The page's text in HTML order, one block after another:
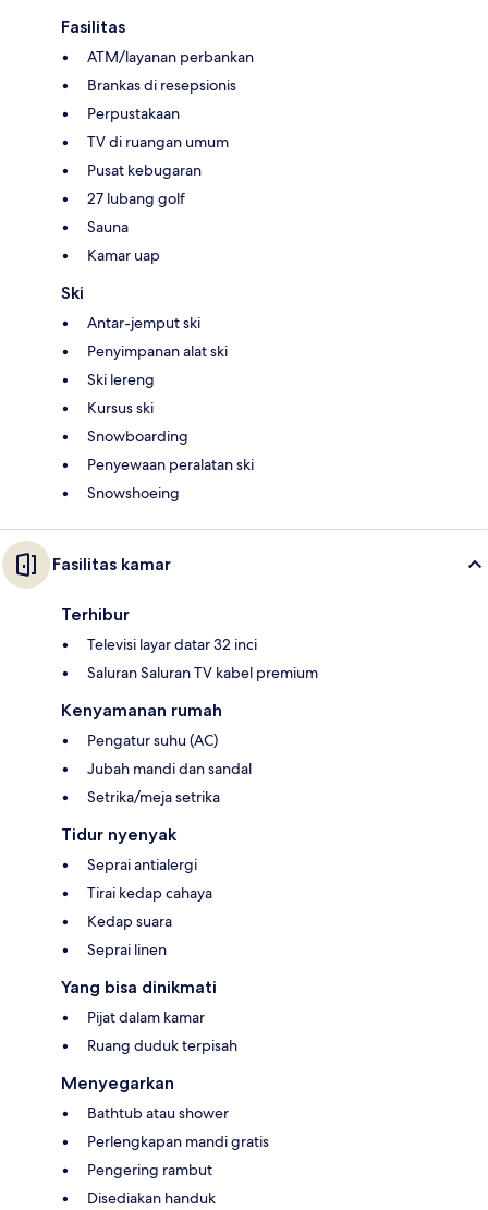
Fasilitas
ATM/layanan perbankan
Brankas di resepsionis
Perpustakaan
TV di ruangan umum
Pusat kebugaran
27 lubang golf
Sauna
Kamar uap
Ski
Antar-jemput ski
Penyimpanan alat ski
Ski lereng
Kursus ski
Snowboarding
Penyewaan peralatan ski
Snowshoeing
Fasilitas kamar
Terhibur
Televisi layar datar 32 inci
Saluran Saluran TV kabel premium
Kenyamanan rumah
Pengatur suhu (AC)
Jubah mandi dan sandal
Setrika/meja setrika
Tidur nyenyak
Seprai antialergi
Tirai kedap cahaya
Kedap suara
Seprai linen
Yang bisa dinikmati
Pijat dalam kamar
Ruang duduk terpisah
Menyegarkan
Bathtub atau shower
Perlengkapan mandi gratis
Pengering rambut
Disediakan handuk